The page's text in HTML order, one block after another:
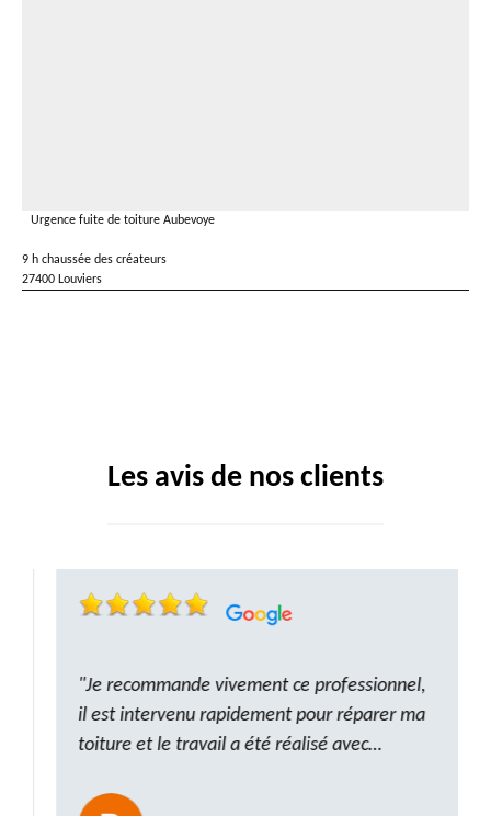
Urgence fuite de toiture Aubevoye
9 h chaussée des créateurs
27400 Louviers
Les avis de nos clients
"Je recommande vivement ce professionnel,
il est intervenu rapidement pour réparer ma
toiture et le travail a été réalisé avec
ponctuel et à l’écoute, le résultat est